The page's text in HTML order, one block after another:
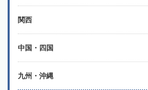
関西
中国・四国
九州・沖縄